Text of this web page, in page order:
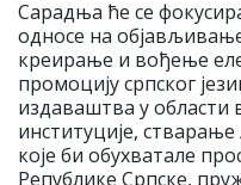
Сарадња ће се
односе на
креирање и вођење
промоцију српског
издаваштва у области
институције,
које би обухватале
Републике Српске,